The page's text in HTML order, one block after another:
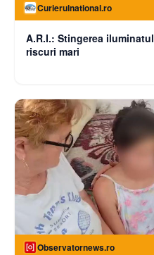
Curierulnational.ro
A.R.I.: Stingerea
riscuri mari
Observatornews.ro